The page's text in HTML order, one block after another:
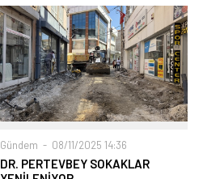
Gündem 08/11/2025 14:36
DR. PERTEVBEY SOKAKLAR